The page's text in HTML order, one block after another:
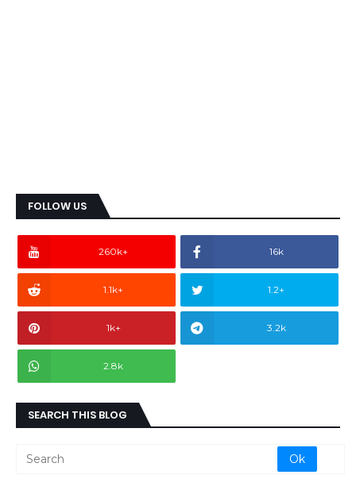
FOLLOW US
260k+ 16k
1.1k+ 1.2+
1k+ 3.2k
2.8k
SEARCH THIS BLOG